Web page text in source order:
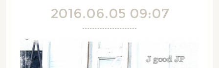
2016.06.05 09:07